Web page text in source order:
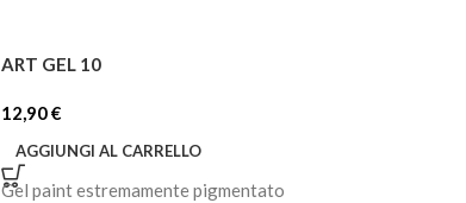
ART GEL 10
12,90€
AGGIUNGI AL CARRELLO
Gel paint estremamente pigmentato